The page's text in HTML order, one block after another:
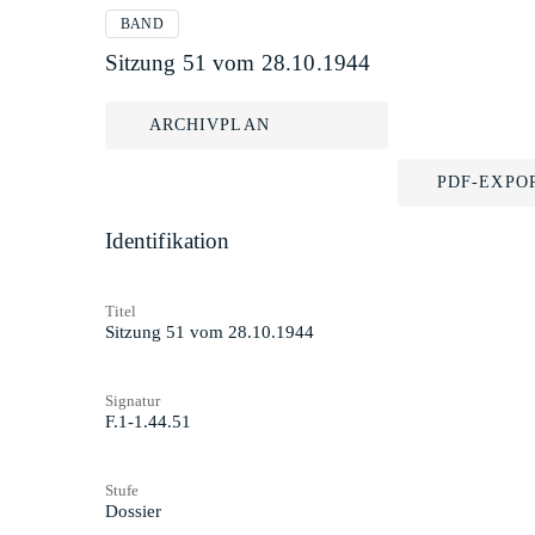
BAND
Sitzung 51 vom 28.10.1944
ARCHIVPLAN
PDF-
Identifikation
Titel
Sitzung 51 vom 28.10.1944
Signatur
F.1-1.44.51
Stufe
Dossier